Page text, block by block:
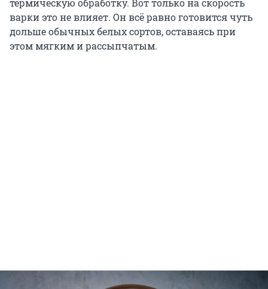
термическую обработку. Вот только на скорость
варки это не влияет. Он всё равно готовится чуть
дольше обычных белых сортов, оставаясь при
этом мягким и рассыпчатым.